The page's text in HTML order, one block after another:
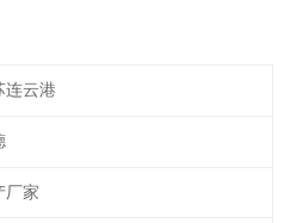
连云港
厂家